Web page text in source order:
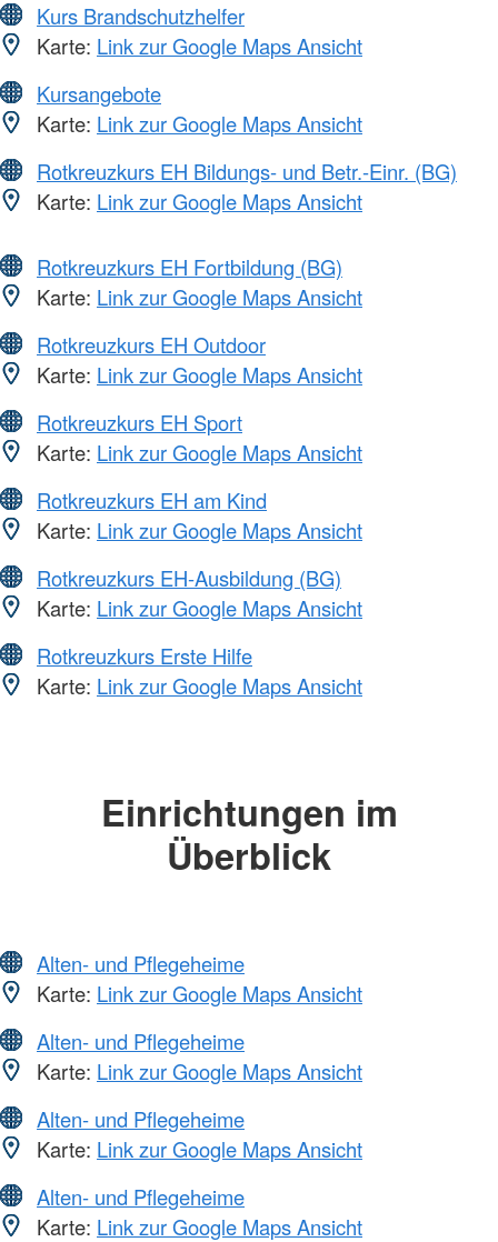
Kurs Brandschutzhelfer
Karte: Link zur Google Maps Ansicht
Kursangebote
Karte: Link zur Google Maps Ansicht
Rotkreuzkurs EH Bildungs- und Betr.-Einr. (BG)
Karte: Link zur Google Maps Ansicht
Rotkreuzkurs EH Fortbildung (BG)
Karte: Link zur Google Maps Ansicht
Rotkreuzkurs EH Outdoor
Karte: Link zur Google Maps Ansicht
Rotkreuzkurs EH Sport
Karte: Link zur Google Maps Ansicht
Rotkreuzkurs EH am Kind
Karte: Link zur Google Maps Ansicht
Rotkreuzkurs EH-Ausbildung (BG)
Karte: Link zur Google Maps Ansicht
Rotkreuzkurs Erste Hilfe
Karte: Link zur Google Maps Ansicht
Einrichtungen im
Überblick
Alten- und Pflegeheime
Karte: Link zur Google Maps Ansicht
Alten- und Pflegeheime
Karte: Link zur Google Maps Ansicht
Alten- und Pflegeheime
Karte: Link zur Google Maps Ansicht
Alten- und Pflegeheime
Karte: Link zur Google Maps Ansicht